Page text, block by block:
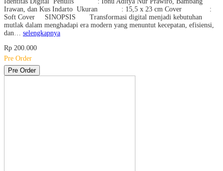
Irawan, dan Kus Indarto Ukuran : 15,5 x 23 cm Cover :
Soft Cover SINOPSIS Transformasi digital menjadi kebutuhan
mutlak dalam menghadapi era modern yang menuntut kecepatan, efisiensi,
dan… selengkapnya
Rp 200.000
Pre Order
Pre Order